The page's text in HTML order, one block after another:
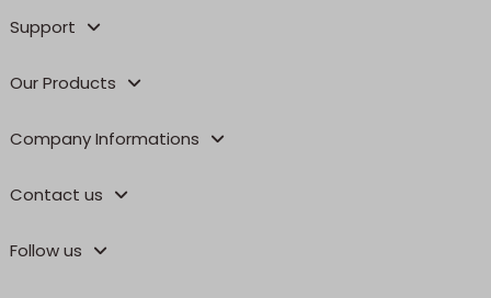
Support
Our Products
Company Informations
Contact us
Follow us